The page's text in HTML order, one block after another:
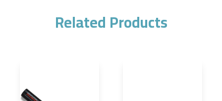
Related Products